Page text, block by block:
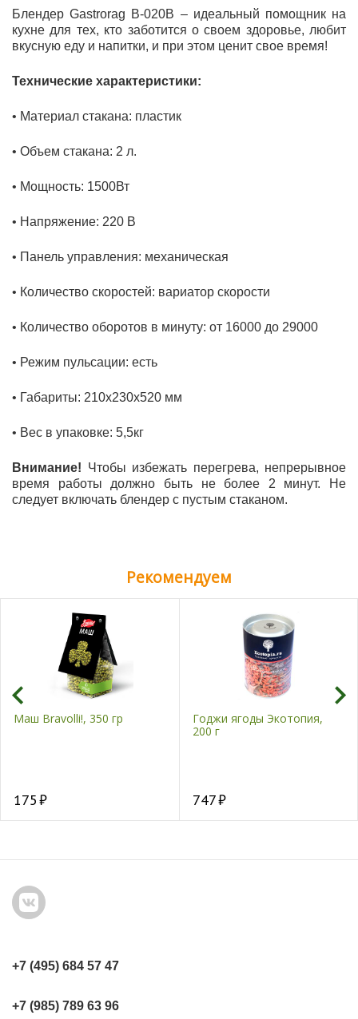
БлендерGastrorag B-020В – идеальный помощник на
кухне для тех, кто заботится о своем здоровье, любит
вкусную еду и напитки, и при этом ценит свое время!
Технические характеристики:
• Материал стакана: пластик
• Объем стакана: 2 л.
• Мощность: 1500Вт
• Напряжение: 220 В
• Панель управления: механическая
• Количество скоростей: вариатор скорости
• Количество оборотов в минуту: от 16000 до 29000
• Режим пульсации: есть
• Габариты: 210x230x520 мм
• Вес в упаковке: 5,5кг
Внимание! Чтобы избежать перегрева, непрерывное
время работы должно быть не более 2 минут. Не
следует включать блендер с пустым стаканом.
Рекомендуем
Маш Bravolli!, 350 гр
175
Годжи ягоды Экотопия,
200 г
747
+7 (495) 684 57 47
+7 (985) 789 63 96